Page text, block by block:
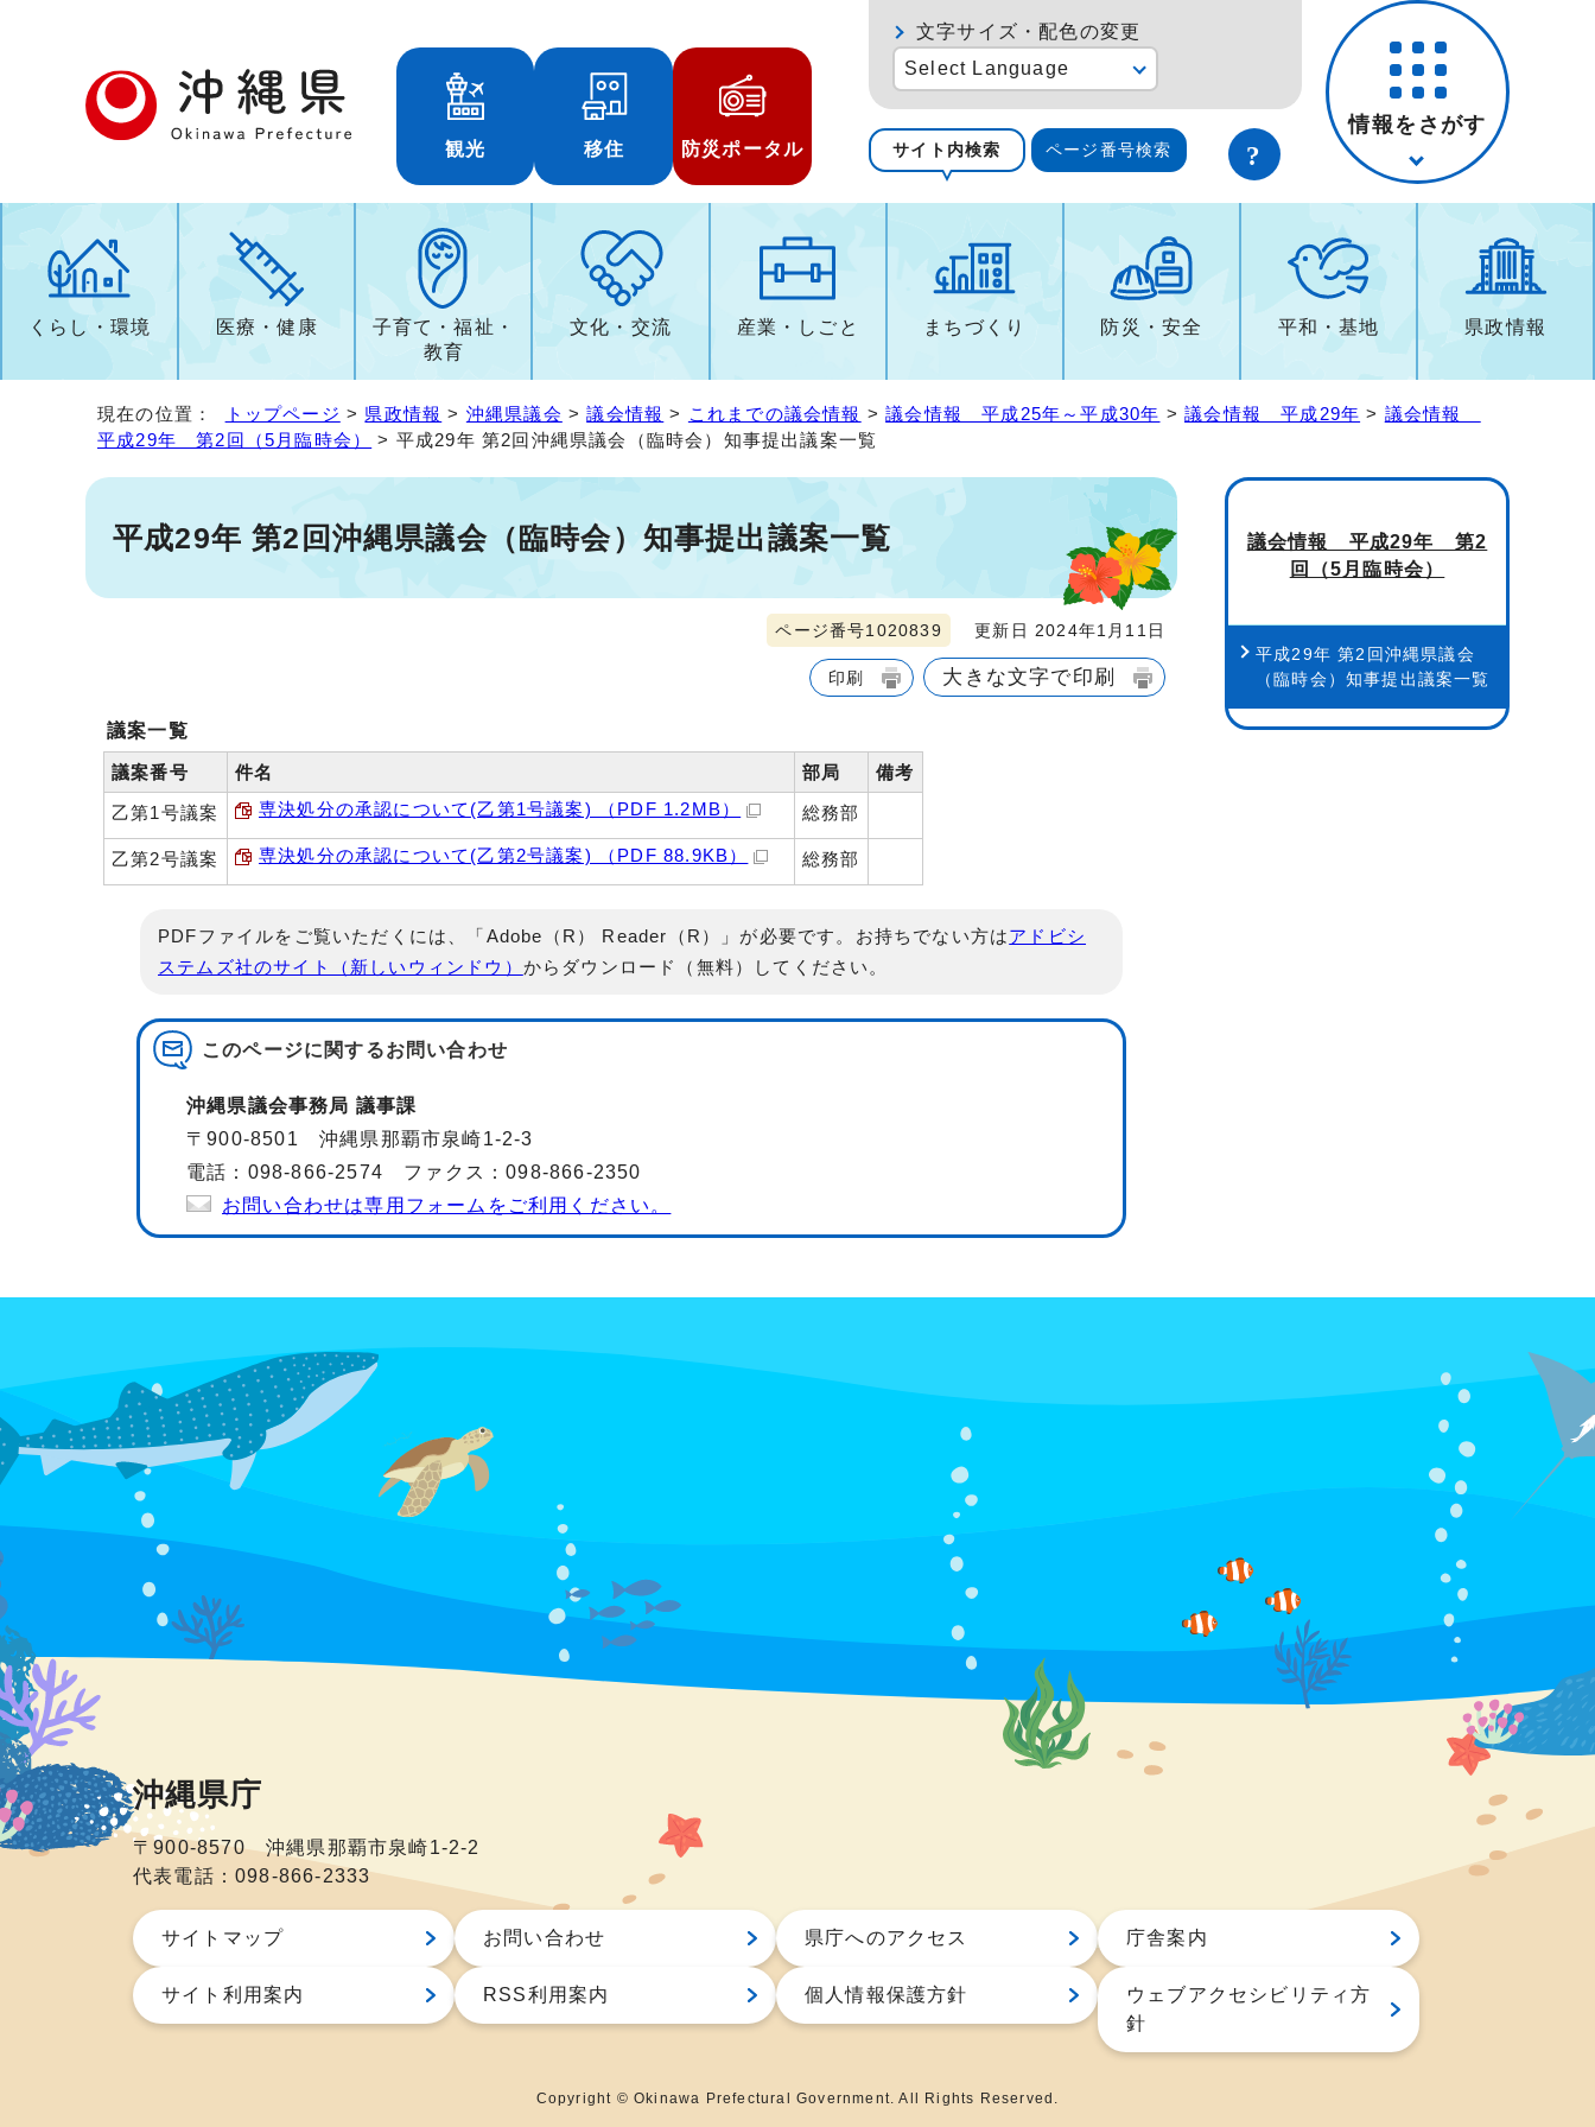
観光 移住 防災ポータル
文字サイズ・配色の変更
Select Language
サイト内検索 ページ番号検索
情報をさがす
くらし・環境 医療・健康
子育て・福祉・
教育
文化・交流 産業・しごと まちづくり 防災・安全 平和・基地 県政情報
現在の位置： トップページ > 県政情報 > 沖縄県議会 >議会情報 > これまでの議会情報 >議会情報 平成25年～平成30年 >議会情報 平成29年 > 議会情報
平成29年 第2回（5月臨時会）
> 平成29年 第2回沖縄県議会（臨時会）知事提出議案一覧
平成29年 第2回沖縄県議会（臨時会）知事提出議案一覧
ページ番号1020839 更新日 2024年1月11日
印刷 大きな文字で印刷
議案一覧
議案番号 件名 部局
備考
乙第1号議案
専決処分の承認について(乙第1号議案) （PDF 1.2MB） 総務部
乙第2号議案 専決処分の承認について(乙第2号議案) （PDF 88.9KB） 総務部
PDFファイルをご覧いただくには、「Adobe（R） Reader（R）」が必要です。お持ちでない方はアドビシ
ステムズ社のサイト（新しいウィンドウ） からダウンロード（無料）してください。
このページに関するお問い合わせ
沖縄県議会事務局 議事課
〒900-8501 沖縄県那覇市泉崎1-2-3
電話：098-866-2574 ファクス：098-866-2350
お問い合わせは専用フォームをご利用ください。
議会情報 平成29年 第2
回（5月臨時会）
平成29年 第2回沖縄県議会
（臨時会）知事提出議案一覧
沖縄県庁
〒900-8570 沖縄県那覇市泉崎1-2-2
代表電話：098-866-2333
サイトマップ お問い合わせ 県庁へのアクセス 庁舎案内
サイト利用案内 RSS利用案内 個人情報保護方針
ウェブアクセシビリティ方
針
Copyright © Okinawa Prefectural Government. All Rights Reserved.